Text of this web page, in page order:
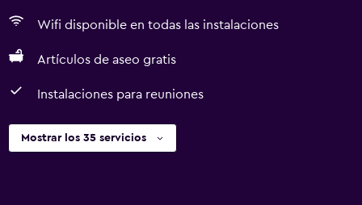
Wifi disponible en todas las instalaciones
Artículos de aseo gratis
Instalaciones para reuniones
Mostrar los 35 servicios